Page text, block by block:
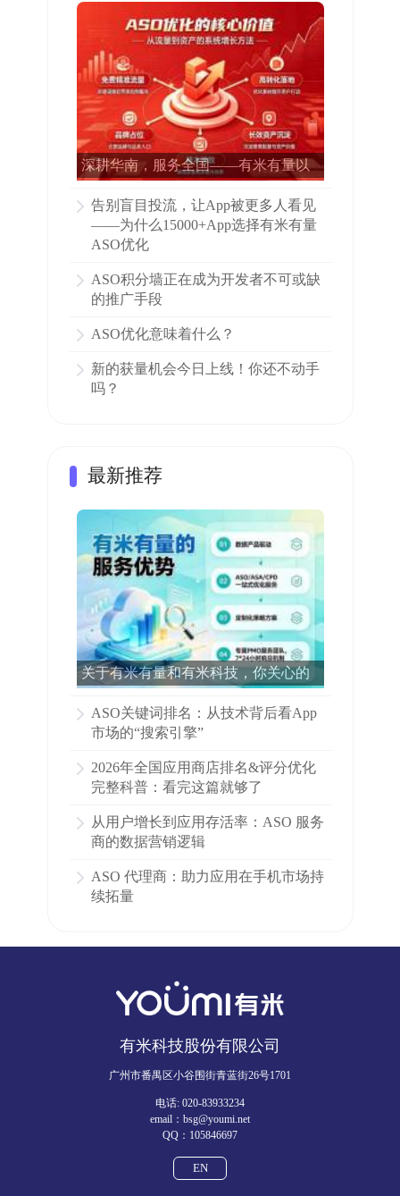
深耕华南，服务全国——有米有量以
告别盲目投流，让App被更多人看见
——为什么15000+App选择有米有量
ASO优化
ASO积分墙正在成为开发者不可或缺
的推广手段
ASO优化意味着什么？
新的获量机会今日上线！你还不动手
吗？
最新推荐
关于有米有量和有米科技，你关心的
ASO关键词排名：从技术背后看App
市场的“搜索引擎”
2026年全国应用商店排名&评分优化
完整科普：看完这篇就够了
从用户增长到应用存活率：ASO 服务
商的数据营销逻辑
ASO 代理商：助力应用在手机市场持
续拓量
有米科技股份有限公司
广州市番禺区小谷围街青蓝街26号1701
电话: 020-83933234
email：bsg@youmi.net
QQ：105846697
EN